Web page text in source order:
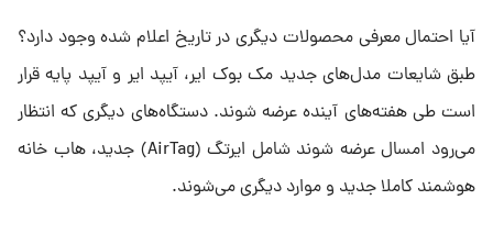
آیا احتمال معرفی محصولات دیگری در تاریخ اعلام شده وجود دارد؟
طبق شایعات مدل‌های جدید مک بوک ایر، آیپد ایر و آیپد پایه قرار
است طی هفته‌های آینده عرضه شوند. دستگاه‌های دیگری که انتظار
می‌رود امسال عرضه شوند شامل ایرتگ (AirTag) جدید، هاب خانه
هوشمند کاملا جدید و موارد دیگری می‌شوند.